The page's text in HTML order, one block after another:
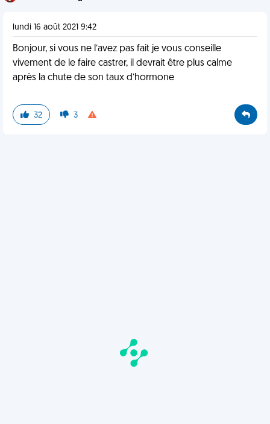
lundi 16 août 2021 9:42
Bonjour, si vous ne l’avez pas fait je vous conseille
vivement de le faire castrer, il devrait être plus calme
après la chute de son taux d’hormone
32 3